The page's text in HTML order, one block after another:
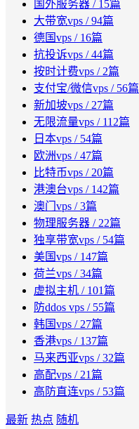
国外服务器 / 15篇
大带宽vps / 94篇
德国vps / 16篇
抗投诉vps / 44篇
按时计费vps / 2篇
支付宝/微信vps / 56篇
新加坡vps / 27篇
无限流量vps / 112篇
日本vps / 54篇
欧洲vps / 47篇
比特币vps / 20篇
港澳台vps / 142篇
澳门vps / 3篇
物理服务器 / 22篇
独享带宽vps / 54篇
美国vps / 147篇
荷兰vps / 34篇
虚拟主机 / 101篇
防ddos vps / 55篇
韩国vps / 27篇
香港vps / 137篇
马来西亚vps / 32篇
高配vps / 21篇
高防直连vps / 53篇
最新 热点 随机